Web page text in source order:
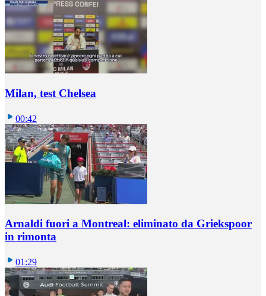
Milan, test Chelsea
00:42
Arnaldi fuori a Montreal: eliminato da Griekspoor
in rimonta
01:29